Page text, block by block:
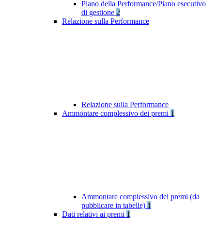
Piano della Performance/Piano esecutivo
di gestione 2
Relazione sulla Performance
Relazione sulla Performance
Ammontare complessivo dei premi 1
Ammontare complessivo dei premi (da
pubblicare in tabelle) 1
Dati relativi ai premi 1